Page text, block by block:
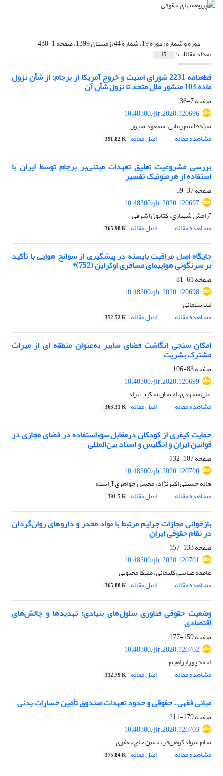
دوره و شماره:دوره 19، شماره 44، زمستان 1399، صفحه 1-430
تعداد مقالات: 15
قطعنامه 2231 شورای امنیت و خروج آمریکا از برجام: از شأن نزول
ماده 103 منشور ملل متحد تا نزول شأن آن ‎‬‬‬‎
صفحه7-36
10.48300/jlr.2020.120696
سیّدقاسم زمانی، مسعود صبور
مشاهده مقاله
اصل مقاله 391.82 K
بررسی مشروعیت تعلیق تعهدات مبتنی‌بر برجام توسط ایران با
استفاده از هرمنوتیک تفسیر
صفحه37-59
10.48300/jlr.2020.120697
آرامش شهبازی، کتایون اشرفی
مشاهده مقاله
اصل مقاله 365.98 K
جایگاه اصل مراقبت بایسته در پیشگیری از سوانح هوایی با تأکید
بر سرنگونی هواپیمای مسافری اوکراین (752)*
صفحه61-81
10.48300/jlr.2020.120698
لیلا سلمانی
مشاهده مقاله
اصل مقاله 352.52 K
امکان ‫سنجی انگاشت فضای سایبر به‌عنوان منطقه ‫ای از میراث
مشترک بشریت‬‬‬
صفحه83-106
10.48300/jlr.2020.120699
علی مشهدی، احسان شکیب نژاد
مشاهده مقاله
اصل مقاله 363.31 K
حمایت کیفری از کودکان درمقابل سوءاستفاده در فضای مجازی در
قوانین ایران و انگلیس و اسناد بین‌المللی
صفحه107-132
10.48300/jlr.2020.120700
هاله حسینی اکبرنژاد، محسن جواهری آراسته
مشاهده مقاله
اصل مقاله 391.5 K
بازخوانی مجازات جرایم مرتبط با مواد مخدر و داروهای روان‌گردان
در نظام حقوقی ایران
صفحه133-157
10.48300/jlr.2020.120701
عاطفه عباسی کلیمانی، ملیکا محبوبی
مشاهده مقاله
اصل مقاله 365.88 K
وضعیت حقوقی فناوری‌ سلول‌های بنیادی؛ تهدیدها و چالش‌های
اقتصادی
صفحه159-177
10.48300/jlr.2020.120702
احمد پورابراهیم
مشاهده مقاله
اصل مقاله 312.79 K
مبانی فقهی ـ حقوقی و حدود تعهدات صندوق تأمین خسارات بدنی
صفحه179-211
10.48300/jlr.2020.120703
سام سوادکوهی‌فر، حسن حاج‌جعفری
مشاهده مقاله
اصل مقاله 375.84 K